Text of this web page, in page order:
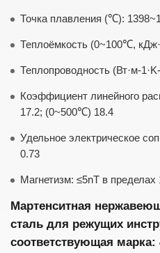
Точка плавления (℃):
Теплоёмкость (0~100℃,
Теплопроводность (Вт·м-
Коэффициент линейного
17.2; (0~500℃) 18.4
Удельное электрическое
0.73
Магнетизм: ≤5nT в
Мартенситная
сталь для режущих
соответствующая марка: